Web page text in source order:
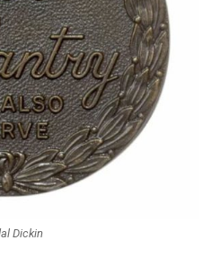
Dickin